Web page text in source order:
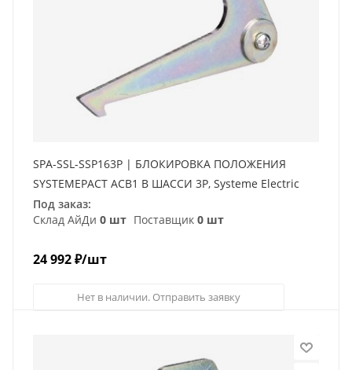
SPA-SSL-SSP163P | БЛОКИРОВКА ПОЛОЖЕНИЯ
SYSTEMEPACT ACB1 В ШАССИ 3P, Systeme Electric
Под заказ:
Склад АйДи 0 шт Поставщик 0 шт
24 992₽/шт
Нет в наличии. Отправить заявку